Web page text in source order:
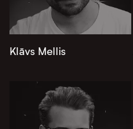
Klāvs Mellis